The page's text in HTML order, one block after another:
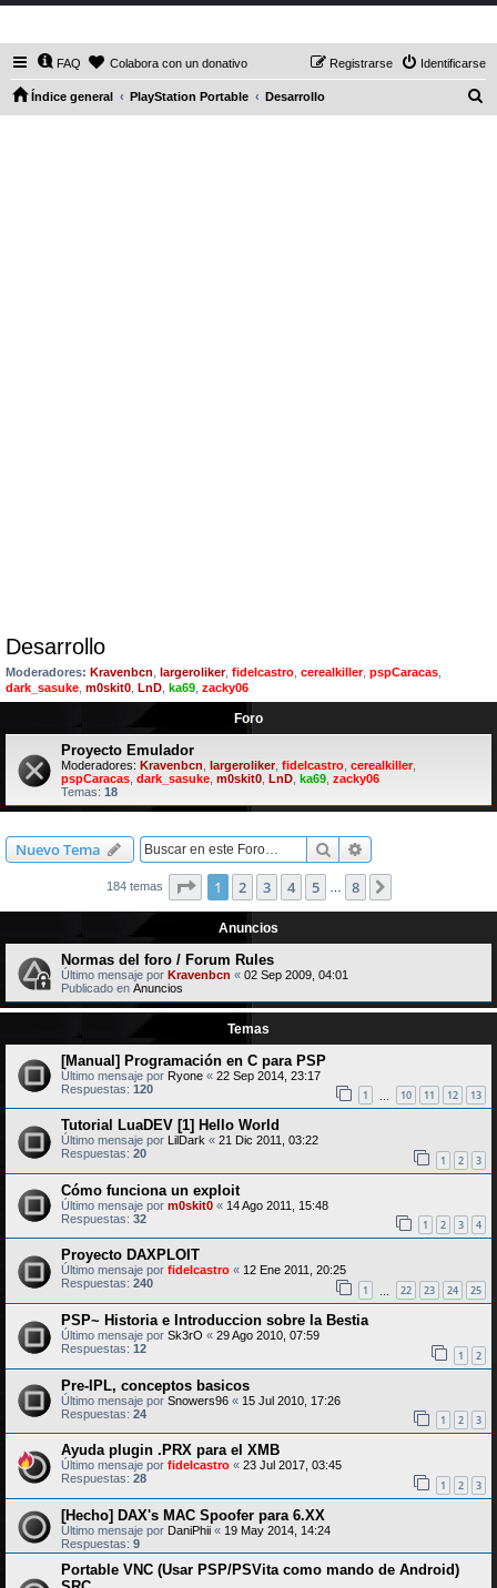
FAQ Colabora con un donativo Identificarse
Registrarse
Índice general PlayStation Portable Desarrollo
Desarrollo
Moderadores: Kravenbcn largeroliker, fidelcastro cerealkiller, pspCaracas
dark_sasuke m0skit0 LnD ka69 zacky06
Foro
Proyecto Emulador
Moderadores: Kravenbcn largeroliker, fidelcastro cerealkiller,
pspCaracas dark_sasuke m0skit0 LnD ka69 zacky06
Temas: 18
Nuevo Tema Buscar
184 temas Página de
1 2 3 4 5 8
Anuncios
Normas del foro / Forum Rules
Último mensaje por Kravenbcn « 02 Sep 2009, 04:01
Publicado en Anuncios
Temas
[Manual] Programación en C para PSP
Último mensaje por Ryone « 22 Sep 2014, 23:17
Respuestas: 120 1 10 11 12 13
Tutorial LuaDEV [1] Hello World
Último mensaje por LilDark « 21 Dic 2011, 03:22
Respuestas: 20 1 2 3
Cómo funciona un exploit
Último mensaje por m0skit0 « 14 Ago 2011, 15:48
Respuestas: 32 1 2 3 4
Proyecto DAXPLOIT
Último mensaje por fidelcastro « 12 Ene 2011, 20:25
Respuestas: 240 1 22 23 24 25
PSP~ Historia e Introduccion sobre la Bestia
Último mensaje por Sk3rO « 29 Ago 2010, 07:59
Respuestas: 12 1 2
Pre-IPL, conceptos basicos
Último mensaje por Snowers96 « 15 Jul 2010, 17:26
Respuestas: 24 1 2 3
Ayuda plugin .PRX para el XMB
Último mensaje por fidelcastro « 23 Jul 2017, 03:45
Respuestas: 28 1 2 3
[Hecho] DAX's MAC Spoofer para 6.XX
Último mensaje por DaniPhii « 19 May 2014, 14:24
Respuestas: 9
Portable VNC (Usar PSP/PSVita como mando de Android)